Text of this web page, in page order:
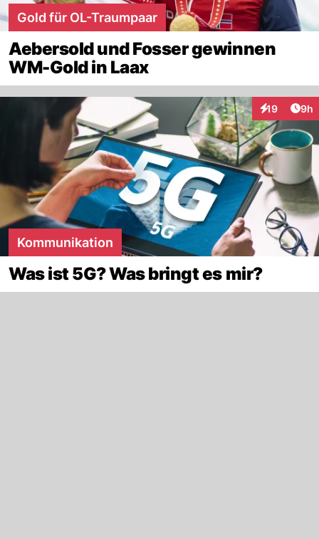
Gold für OL-Traumpaar
Aebersold und Fosser gewinnen
WM-Gold in Laax
19
Interaktionen
9h
Kommunikation
Was ist 5G? Was bringt es mir?